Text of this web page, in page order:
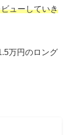
ューしていき
万円のロング